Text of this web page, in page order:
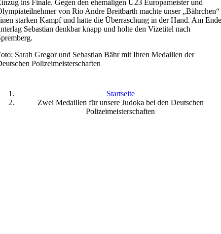
ins Finale. Gegen den ehemaligen U23 Europameister und
von Rio Andre Breitbarth machte unser „Bährchen“
starken Kampf und hatte die Überraschung in der Hand. Am Ende
Sebastian denkbar knapp und holte den Vizetitel nach
Sarah Gregor und Sebastian Bähr mit Ihren Medaillen der
Polizeimeisterschaften
Startseite
Zwei Medaillen für unsere Judoka bei den Deutschen
Polizeimeisterschaften